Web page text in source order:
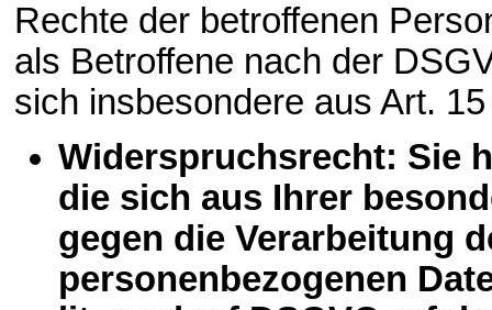
Rechte der betroffenen
als Betroffene nach der
sich insbesondere aus Art.
Widerspruchsrecht: Sie
die sich aus Ihrer
gegen die Verarbeitung
personenbezogenen